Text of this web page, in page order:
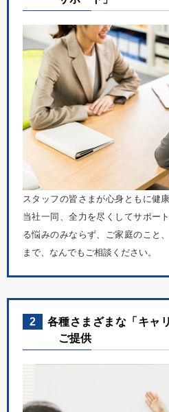
スタッフの皆さまが心身ともに健
当社一同、全力を尽くしてサポー
る悩みのみならず、ご家庭のこと
まで、なんでもご相談ください。
2
各種さまざまな「キャ
ご提供